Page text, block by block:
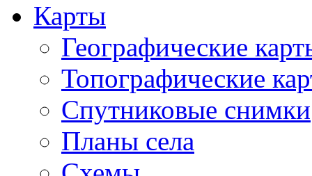
Карты
Географические
Топографические
Спутниковые снимки
Планы села